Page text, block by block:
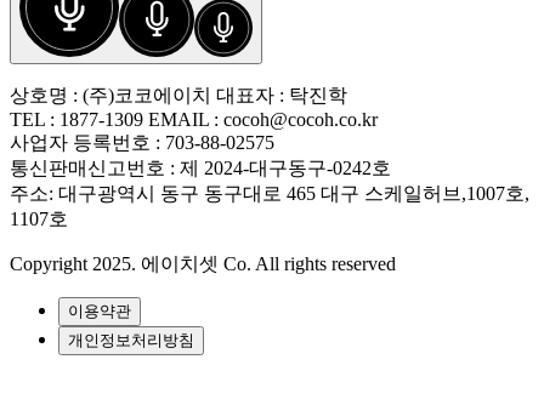
상호명 : (주)코코에이치 대표자 : 탁진학
TEL : 1877-1309 EMAIL : cocoh@cocoh.co.kr
사업자 등록번호 : 703-88-02575
통신판매신고번호 : 제 2024-대구동구-0242호
주소: 대구광역시 동구 동구대로 465 대구 스케일허브,1007호,
1107호
Copyright 2025. 에이치셋 Co. All rights reserved
이용약관
개인정보처리방침